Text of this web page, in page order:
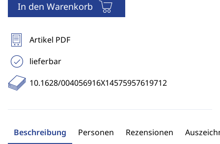
In den Warenkorb
Artikel PDF
lieferbar
10.1628/004056916X14575957619712
Beschreibung Personen Rezensionen